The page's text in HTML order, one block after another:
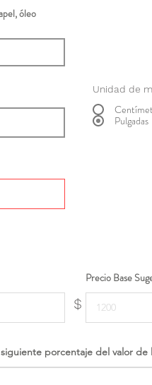
óleo
Unidad de
Pulgadas
$
Precio Base
porcentaje del valor de